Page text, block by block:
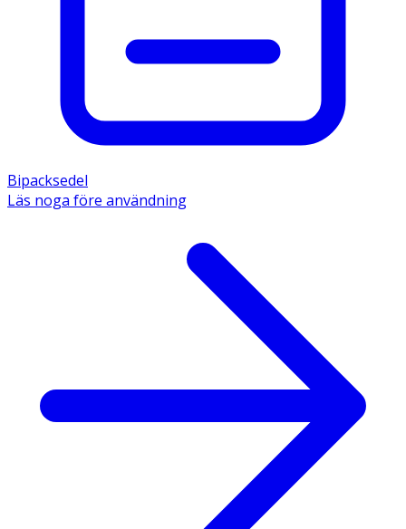
Bipacksedel
Läs noga före användning